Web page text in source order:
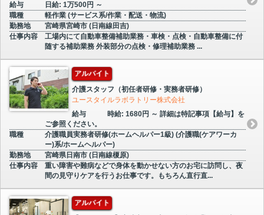
給与
日給: 1万500円 ～
職種
軽作業 (サービス系/作業・配送・物流)
勤務地
宮崎県宮崎市 (日南線田吉)
仕事内容
工場内にて自動車整備補助業務・車検・点検・自動車整備に付
随する補助業務 外装部分の点検・修理補助業務 ...
アルバイト
介護スタッフ（初任者研修・実務者研修）
ユースタイルラボラトリー株式会社
給与
時給: 1680円 ～ 詳細は特記事項【給与】を
ご参照ください。
職種
介護職員実務者研修(ホームヘルパー1級) (介護職(ケアワーカ
ー)系/ホームヘルパー)
勤務地
宮崎県日南市 (日南線榎原)
仕事内容
重い障害や難病などで身体を動かせない方のお宅に訪問し、夜
間の見守りケアを行うお仕事です。もちろん直行直...
アルバイト